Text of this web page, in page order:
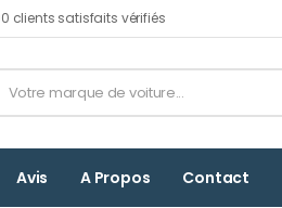
clients satisfaits vérifiés
Avis A Propos Contact